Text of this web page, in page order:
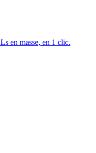
en masse, en 1 clic.